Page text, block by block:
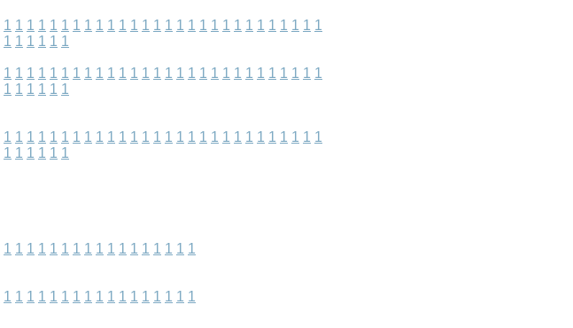
1 1 1 1 1 1 1 1 1 1 1 1 1 1 1 1 1 1 1 1 1 1 1 1 1 1 1 1
1 1 1 1 1 1
1 1 1 1 1 1 1 1 1 1 1 1 1 1 1 1 1 1 1 1 1 1 1 1 1 1 1 1
1 1 1 1 1 1
1 1 1 1 1 1 1 1 1 1 1 1 1 1 1 1 1 1 1 1 1 1 1 1 1 1 1 1
1 1 1 1 1 1
1 1 1 1 1 1 1 1 1 1 1 1 1 1 1 1 1
1 1 1 1 1 1 1 1 1 1 1 1 1 1 1 1 1